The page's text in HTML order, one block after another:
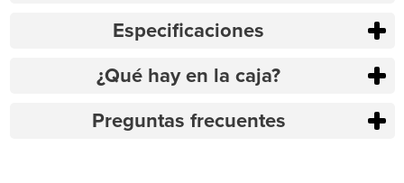
Especificaciones
¿Qué hay en la caja?
Preguntas frecuentes